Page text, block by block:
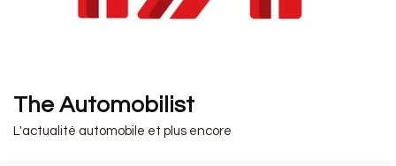
The Automobilist
L'actualité automobile et plus encore